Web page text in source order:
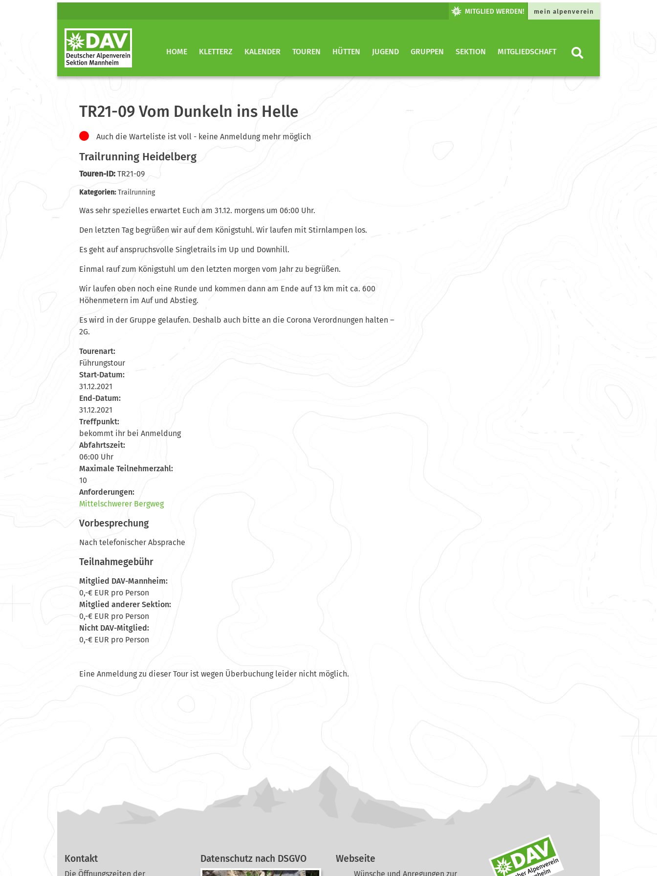
mein alpenverein
HOME KLETTERZ KALENDER TOUREN HÜTTEN JUGEND GRUPPEN SEKTION MITGLIEDSCHAFT
TR21-09 Vom Dunkeln ins Helle
Auch die Warteliste ist voll - keine Anmeldung mehr möglich
Trailrunning Heidelberg
Touren-ID: TR21-09
Kategorien:Trailrunning
Was sehr spezielles erwartet Euch am 31.12. morgens um 06:00 Uhr.
Den letzten Tag begrüßen wir auf dem Königstuhl. Wir laufen mit Stirnlampen los.
Es geht auf anspruchsvolle Singletrails im Up und Downhill.
Einmal rauf zum Königstuhl um den letzten morgen vom Jahr zu begrüßen.
Wir laufen oben noch eine Runde und kommen dann am Ende auf 13 km mit ca. 600
Höhenmetern im Auf und Abstieg.
Es wird in der Gruppe gelaufen. Deshalb auch bitte an die Corona Verordnungen halten –
2G.
Tourenart:
Führungstour
Start-Datum:
31.12.2021
End-Datum:
31.12.2021
Treffpunkt:
bekommt ihr bei Anmeldung
Abfahrtszeit:
06:00 Uhr
Maximale Teilnehmerzahl:
10
Anforderungen:
Mittelschwerer Bergweg
Vorbesprechung
Nach telefonischer Absprache
Teilnahmegebühr
Mitglied DAV-Mannheim:
0,-€ EUR pro Person
Mitglied anderer Sektion:
0,-€ EUR pro Person
Nicht DAV-Mitglied:
0,-€ EUR pro Person
Eine Anmeldung zu dieser Tour ist wegen Überbuchung leider nicht möglich.
Kontakt
Die Öffnungszeiten der
Datenschutz nach DSGVO Webseite
Wünsche und Anregungen zur